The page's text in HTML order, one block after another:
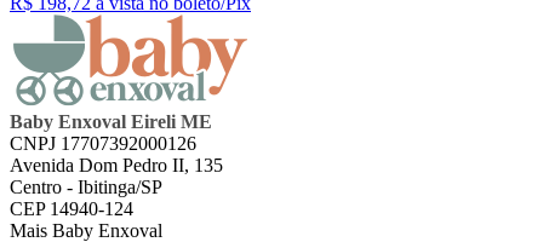
Baby Enxoval Eireli ME
CNPJ 17707392000126
Avenida Dom Pedro II, 135
Centro - Ibitinga/SP
CEP 14940-124
Mais Baby Enxoval